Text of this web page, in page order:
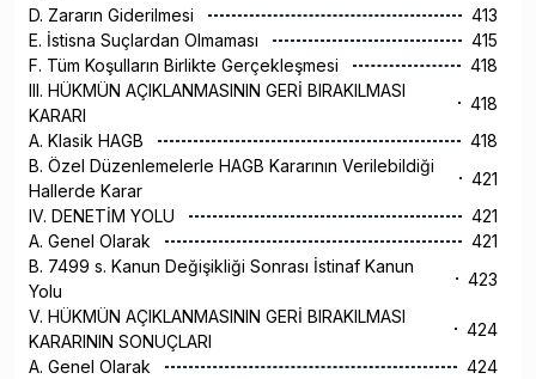
D. Zararın Giderilmesi
413
E. İstisna Suçlardan Olmaması
415
F. Tüm Koşulların Birlikte Gerçekleşmesi
418
III. HÜKMÜN AÇIKLANMASININ GERİ BIRAKILMASI
KARARI
418
A. Klasik HAGB
418
B. Özel Düzenlemelerle HAGB Kararının Verilebildiği
Hallerde Karar
421
IV. DENETİM YOLU
421
A. Genel Olarak
421
B. 7499 s. Kanun Değişikliği Sonrası İstinaf Kanun
Yolu
423
V. HÜKMÜN AÇIKLANMASININ GERİ BIRAKILMASI
KARARININ SONUÇLARI
424
A. Genel Olarak
424